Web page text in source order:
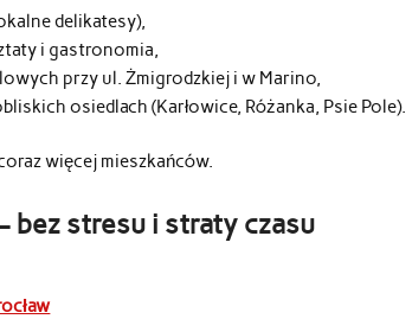
delikatesy),
i gastronomia,
przy ul. Żmigrodzkiej i w Marino,
osiedlach (Karłowice, Różanka, Psie Pole).
więcej mieszkańców.
bez stresu i straty czasu